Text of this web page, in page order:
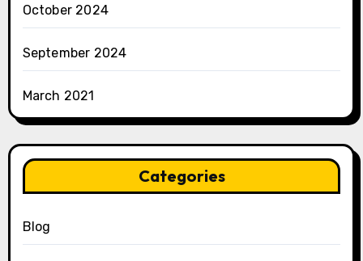
October 2024
September 2024
March 2021
Categories
Blog